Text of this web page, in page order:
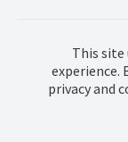
© 2022 Norwex
This site
experience.
privacy and